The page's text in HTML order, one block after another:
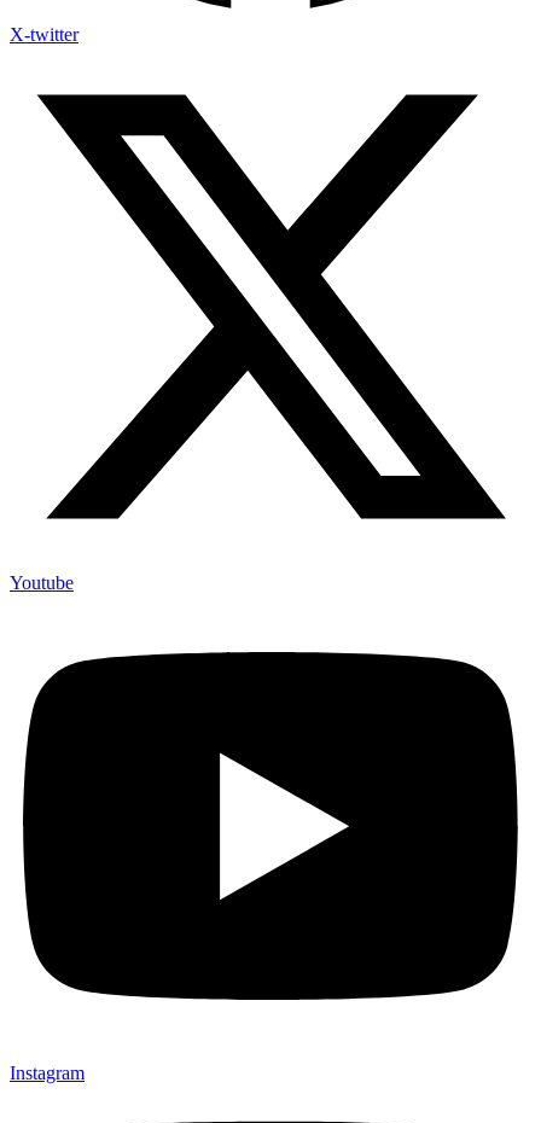
X-twitter
Youtube
Instagram